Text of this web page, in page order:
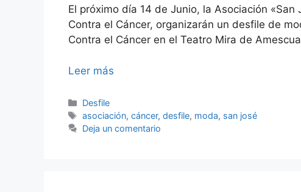
El próximo día 14 de Junio, la Asociación
Contra el Cáncer, organizarán un desfile de
Contra el Cáncer en el Teatro Mira de
Leer más
Categorías
Desfile
Etiquetas
asociación,cáncer,desfile, moda, san josé
Deja un comentario